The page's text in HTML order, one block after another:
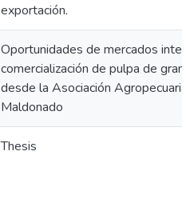
exportación.
Oportunidades de mercados
comercialización de pulpa de
desde la Asociación Agropecuaria
Maldonado
Thesis